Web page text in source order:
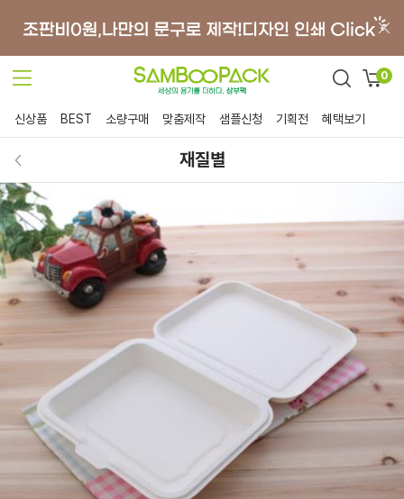
0
신상품 BEST 소량구매 맞춤제작 샘플신청 기획전 혜택보기
재질별